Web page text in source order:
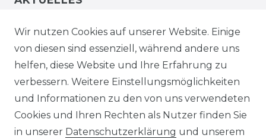
STELLENANGEBOTE
NEWSLETTER
Wir nutzen Cookies auf unserer Website. Einige
von diesen sind essenziell, während andere uns
helfen, diese Website und Ihre Erfahrung zu
verbessern. Weitere Einstellungsmöglichkeiten
und Informationen zu den von uns verwendeten
Cookies und Ihren Rechten als Nutzer finden Sie
in unserer Daten­schutz­erklärung und unserem